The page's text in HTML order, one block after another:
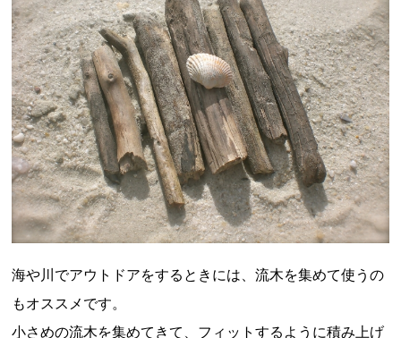
海や川でアウトドアをするときには、流木を集めて使うの
もオススメです。
小さめの流木を集めてきて、フィットするように積み上げ